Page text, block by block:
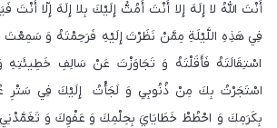
أَنْتَ اللَّهُ لا إِلَهَ إِلا أَنْتَ أَمُتُّ إِلَيْكَ بِلا إِلَهَ إِلّا أَنْتَ
فِي هَذِهِ اللَّيْلَةِ مِمَّنْ نَظَرْتَ إِلَيْهِ فَرَحِمْتَهُ وَ سَمِعْتَ
اسْتِقَالَتَهُ فَأَقَلْتَهُ وَ تَجَاوَزْتَ عَنْ سَالِفِ
اسْتَجَرْتُ بِكَ مِنْ ذُنُوبِي وَ لَجَأْتُ إِلَيْكَ فِي سَتْرِ
بِكَرَمِكَ وَ احْطُطْ خَطَايَايَ بِحِلْمِكَ وَ عَفْوِكَ وَ تَغَمَّدْنِي